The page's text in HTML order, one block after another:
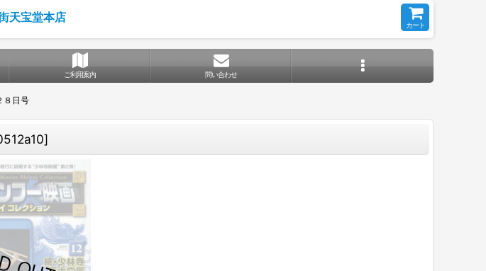
天宝堂本店
カート
ご利用案内 問い合わせ
８日号
]